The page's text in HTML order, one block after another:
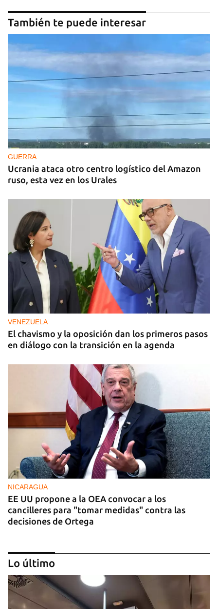
También te puede interesar
GUERRA
Ucrania ataca otro centro logístico del Amazon
ruso, esta vez en los Urales
VENEZUELA
El chavismo y la oposición dan los primeros pasos
en diálogo con la transición en la agenda
NICARAGUA
EE UU propone a la OEA convocar a los
cancilleres para "tomar medidas" contra las
decisiones de Ortega
Lo último